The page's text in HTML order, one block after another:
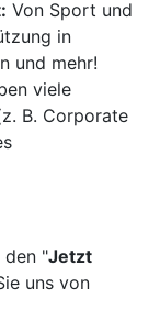
Von Sport und
in
und mehr!
viele
B. Corporate
den "Jetzt
uns von